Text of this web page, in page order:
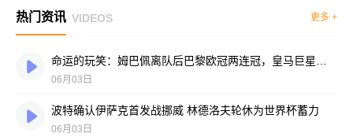
热门资讯 VIDEOS 更多 +
06月03日
波特确认伊萨克首发战挪威 林德洛夫轮休为世界杯蓄力
06月03日